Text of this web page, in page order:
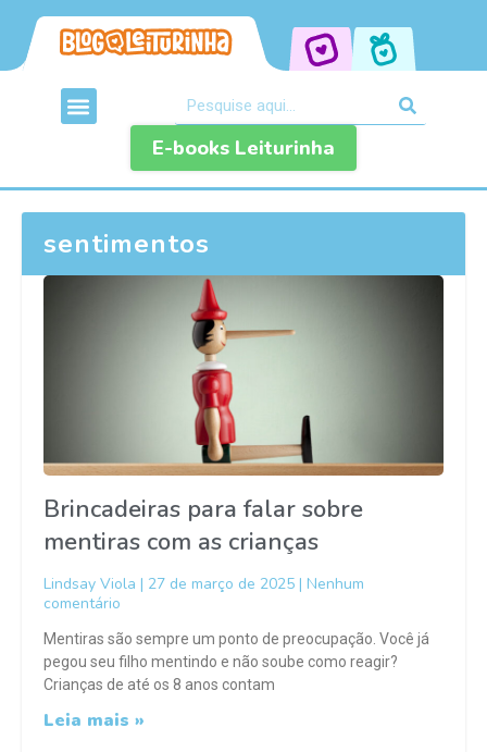
E-books Leiturinha
sentimentos
Brincadeiras para falar sobre
mentiras com as crianças
Lindsay Viola 27 de março de 2025
Nenhum
comentário
Mentiras são sempre um ponto de preocupação. Você já
pegou seu filho mentindo e não soube como reagir?
Crianças de até os 8 anos contam
Leia mais »